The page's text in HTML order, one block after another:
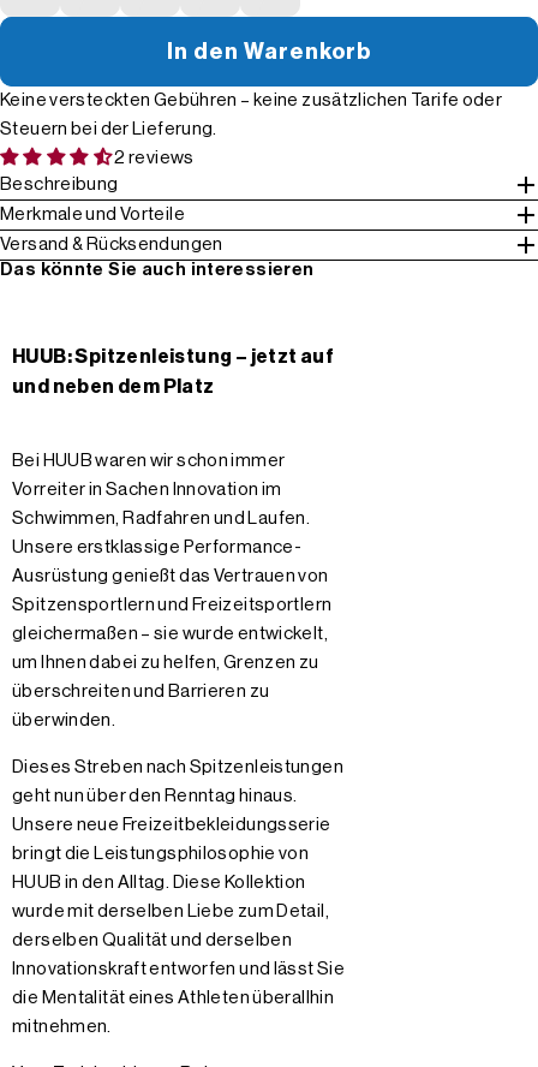
In den Warenkorb
Keine versteckten Gebühren – keine zusätzlichen Tarife oder
Steuern bei der Lieferung.
2 reviews
Beschreibung
Merkmale und Vorteile
Versand & Rücksendungen
Das könnte Sie auch interessieren
HUUB: Spitzenleistung – jetzt auf
und neben dem Platz
Bei HUUB waren wir schon immer
Vorreiter in Sachen Innovation im
Schwimmen, Radfahren und Laufen.
Unsere erstklassige Performance-
Ausrüstung genießt das Vertrauen von
Spitzensportlern und Freizeitsportlern
gleichermaßen – sie wurde entwickelt,
um Ihnen dabei zu helfen, Grenzen zu
überschreiten und Barrieren zu
überwinden.
Dieses Streben nach Spitzenleistungen
geht nun über den Renntag hinaus.
Unsere neue Freizeitbekleidungsserie
bringt die Leistungsphilosophie von
HUUB in den Alltag. Diese Kollektion
wurde mit derselben Liebe zum Detail,
derselben Qualität und derselben
Innovationskraft entworfen und lässt Sie
die Mentalität eines Athleten überallhin
mitnehmen.